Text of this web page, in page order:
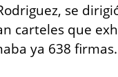
se
carteles que
ya 638